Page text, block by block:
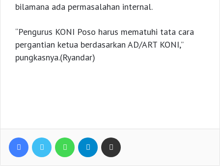
bilamana ada permasalahan internal.
“Pengurus KONI Poso harus mematuhi tata cara
pergantian ketua berdasarkan AD/ART KONI,”
pungkasnya.(Ryandar)
Facebook Twitter WhatsApp Telegram